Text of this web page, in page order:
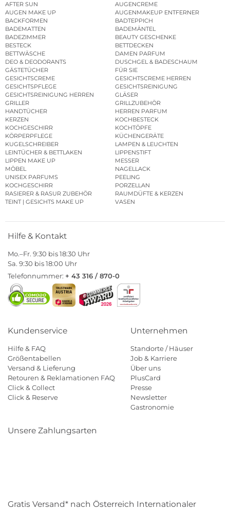
AFTER SUN
AUGENCREME
AUGEN MAKE UP
AUGENMAKEUP ENTFERNER
BACKFORMEN
BADTEPPICH
BADEMATTEN
BADEMÄNTEL
BADEZIMMER
BEAUTY GESCHENKE
BESTECK
BETTDECKEN
BETTWÄSCHE
DAMEN PARFUM
DEO & DEODORANTS
DUSCHGEL & BADESCHAUM
GÄSTETÜCHER
FÜR SIE
GESICHTSCREME
GESICHTSCREME HERREN
GESICHTSPFLEGE
GESICHTSREINIGUNG
GESICHTSREINIGUNG HERREN
GLÄSER
GRILLER
GRILLZUBEHÖR
HANDTÜCHER
HERREN PARFUM
KERZEN
KOCHBESTECK
KOCHGESCHIRR
KOCHTÖPFE
KÖRPERPFLEGE
KÜCHENGERÄTE
KUGELSCHREIBER
LAMPEN & LEUCHTEN
LEINTÜCHER & BETTLAKEN
LIPPENSTIFT
LIPPEN MAKE UP
MESSER
MÖBEL
NAGELLACK
UNISEX PARFUMS
PEELING
KOCHGESCHIRR
PORZELLAN
RASIERER & RASUR ZUBEHÖR
RAUMDÜFTE & KERZEN
TEINT | GESICHTS MAKE UP
VASEN
Hilfe & Kontakt
Mo.–Fr. 9:30 bis 18:30 Uhr
Sa. 9:30 bis 18:00 Uhr
Telefonnummer: + 43 316 / 870-0
Kundenservice
Hilfe & FAQ
Größentabellen
Versand & Lieferung
Retouren & Reklamationen FAQ
Click & Collect
Click & Reserve
Unternehmen
Standorte / Häuser
Job & Karriere
Über uns
PlusCard
Presse
Newsletter
Gastronomie
Unsere Zahlungsarten
Gratis Versand* nach Österreich Internationaler